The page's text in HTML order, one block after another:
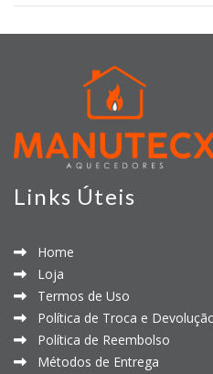
Links Úteis
Home
Loja
Termos de Uso
Política de Troca e
Política de Reembolso
Métodos de Entrega